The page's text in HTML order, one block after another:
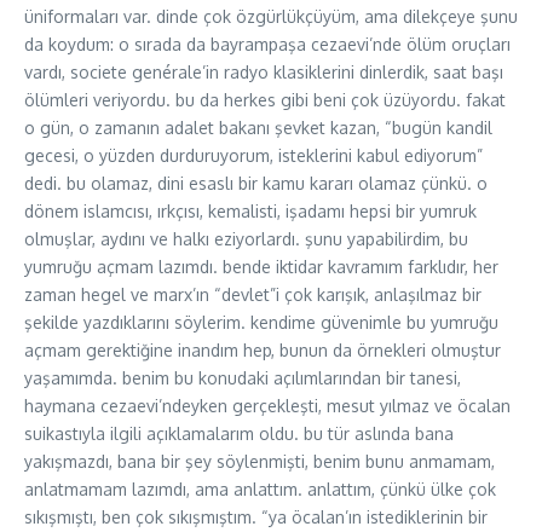
üniformaları var. dinde çok özgürlükçüyüm, ama dilekçeye şunu
da koydum: o sırada da bayrampaşa cezaevi’nde ölüm oruçları
vardı, societe genérale’in radyo klasiklerini dinlerdik, saat başı
ölümleri veriyordu. bu da herkes gibi beni çok üzüyordu. fakat
o gün, o zamanın adalet bakanı şevket kazan, “bugün kandil
gecesi, o yüzden durduruyorum, isteklerini kabul ediyorum”
dedi. bu olamaz, dini esaslı bir kamu kararı olamaz çünkü. o
dönem islamcısı, ırkçısı, kemalisti, işadamı hepsi bir yumruk
olmuşlar, aydını ve halkı eziyorlardı. şunu yapabilirdim, bu
yumruğu açmam lazımdı. bende iktidar kavramım farklıdır, her
zaman hegel ve marx’ın “devlet”i çok karışık, anlaşılmaz bir
şekilde yazdıklarını söylerim. kendime güvenimle bu yumruğu
açmam gerektiğine inandım hep, bunun da örnekleri olmuştur
yaşamımda. benim bu konudaki açılımlarından bir tanesi,
haymana cezaevi’ndeyken gerçekleşti, mesut yılmaz ve öcalan
suikastıyla ilgili açıklamalarım oldu. bu tür aslında bana
yakışmazdı, bana bir şey söylenmişti, benim bunu anmamam,
anlatmamam lazımdı, ama anlattım. anlattım, çünkü ülke çok
sıkışmıştı, ben çok sıkışmıştım. “ya öcalan’ın istediklerinin bir